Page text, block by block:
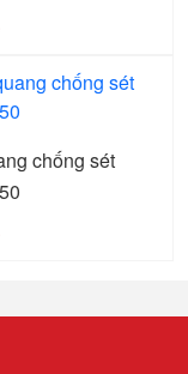
chống sét